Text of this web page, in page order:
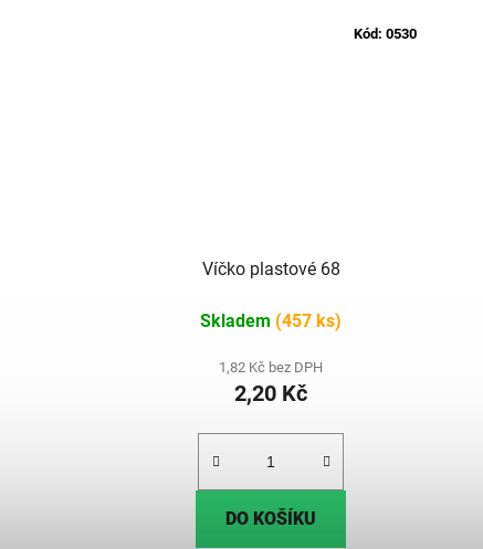
Víčko plastové 68
Skladem (457 ks)
1,82 Kč bez DPH
2,20 Kč
DO KOŠÍKU
Kód: 0530